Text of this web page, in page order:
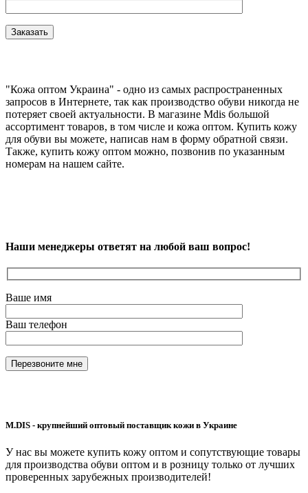
"Кожа оптом Украина" - одно из самых распространенных
запросов в Интернете, так как производство обуви никогда не
потеряет своей актуальности. В магазине Mdis большой
ассортимент товаров, в том числе и кожа оптом. Купить кожу
для обуви вы можете, написав нам в форму обратной связи.
Также, купить кожу оптом можно, позвонив по указанным
номерам на нашем сайте.
Наши менеджеры ответят на любой ваш вопрос!
Ваше имя
Ваш телефон
M.DIS - крупнейший оптовый поставщик кожи в Украине
У нас вы можете купить кожу оптом и сопутствующие товары
для производства обуви оптом и в розницу только от лучших
проверенных зарубежных производителей!